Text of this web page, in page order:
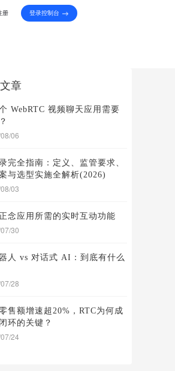
册 登录控制台
章
WebRTC 视频聊天应用需要
06
完全指南：定义、监管要求、
与选型实施全解析(2026)
03
念应用所需的实时互动功能
30
人 vs 对话式 AI：到底有什么
28
售额增速超20%，RTC为何成
环的关键？
24